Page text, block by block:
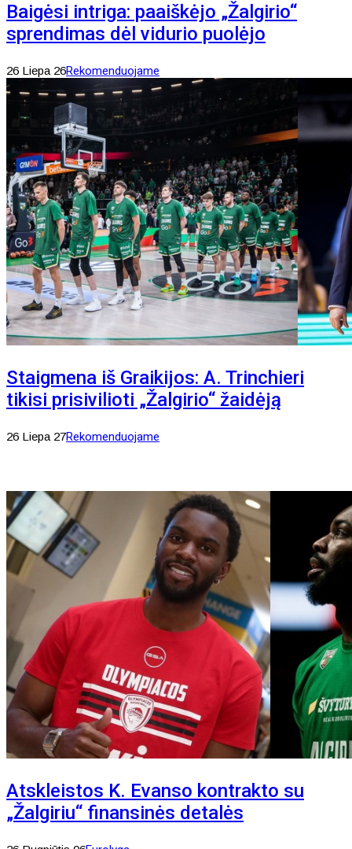
Baigėsi intriga: paaiškėjo „Žalgirio“
sprendimas dėl vidurio puolėjo
26 Liepa 26Rekomenduojame
Staigmena iš Graikijos: A. Trinchieri
tikisi prisivilioti „Žalgirio“ žaidėją
26 Liepa 27Rekomenduojame
Atskleistos K. Evanso kontrakto su
„Žalgiriu“ finansinės detalės